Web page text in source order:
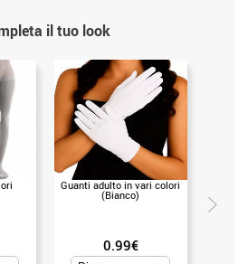
il tuo look
Guanti adulto in vari colori
(Bianco)
0.99€